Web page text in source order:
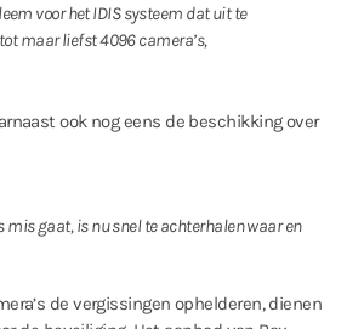
voor het IDIS systeem dat uit te
maar liefst 4096 camera’s,
ook nog eens de beschikking over
mis gaat, is nu snel te achterhalen waar en
de vergissingen ophelderen, dienen